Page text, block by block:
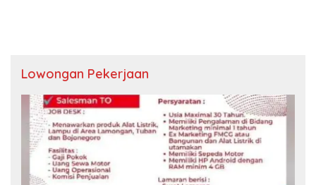
Lowongan Pekerjaan